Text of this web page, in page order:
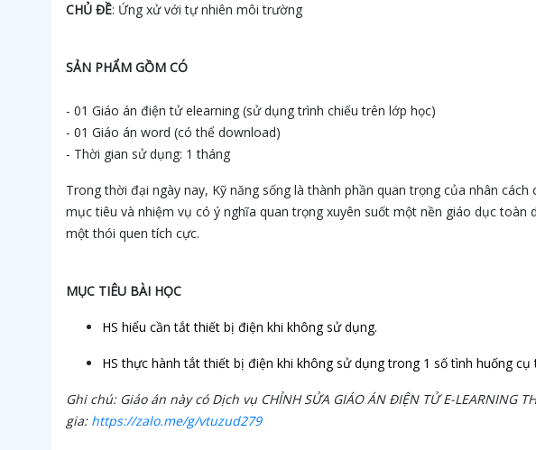
CHỦ ĐỀ: Ứng xử với tự nhiên môi trường
SẢN PHẨM GỒM CÓ
- 01 Giáo án điện tử elearning (sử dụng trình chiếu trên lớp học)
- 01 Giáo án word (có thể download)
- Thời gian sử dụng: 1 tháng
Trong thời đại ngày nay, Kỹ năng sống là thành phần quan trọng của nhân
mục tiêu và nhiệm vụ có ý nghĩa quan trọng xuyên suốt một nền giáo dục
một thói quen tích cực.
MỤC TIÊU BÀI HỌC
HS hiểu cần tắt thiết bị điện khi không sử dụng.
HS thực hành tắt thiết bị điện khi không sử dụng trong 1 số tình huống
Ghi chú: Giáo án này có Dịch vụ CHỈNH SỬA GIÁO ÁN ĐIỆN TỬ E-
gia: https://zalo.me/g/vtuzud279